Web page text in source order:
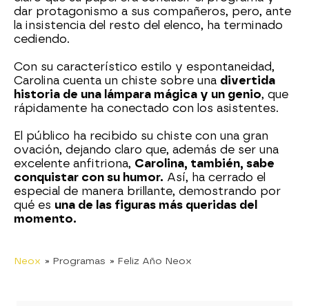
dar protagonismo a sus compañeros, pero, ante
la insistencia del resto del elenco, ha terminado
cediendo.
Con su característico estilo y espontaneidad,
Carolina cuenta un chiste sobre una divertida
historia de una lámpara mágica y un genio, que
rápidamente ha conectado con los asistentes.
El público ha recibido su chiste con una gran
ovación, dejando claro que, además de ser una
excelente anfitriona, Carolina, también, sabe
conquistar con su humor. Así, ha cerrado el
especial de manera brillante, demostrando por
qué es una de las figuras más queridas del
momento.
Neox » Programas » Feliz Año Neox